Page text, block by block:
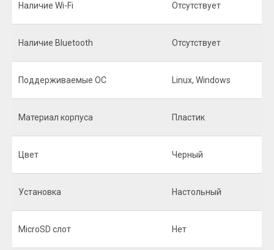
Наличие Wi-Fi Отсутствует
Наличие Bluetooth Отсутствует
Поддерживаемые ОС Linux, Windows
Материал корпуса Пластик
Цвет Черный
Установка Настольный
МicroSD слот Нет